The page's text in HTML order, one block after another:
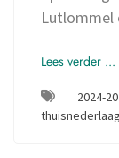
Lutlommel
Lees verder ...
2024-
thuisnederlaag